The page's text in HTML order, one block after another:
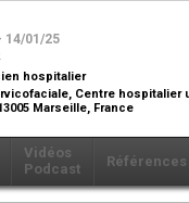
14/01/25
hospitalier
Centre hospitalier
Marseille, France
Vidéos
Podcast
Références